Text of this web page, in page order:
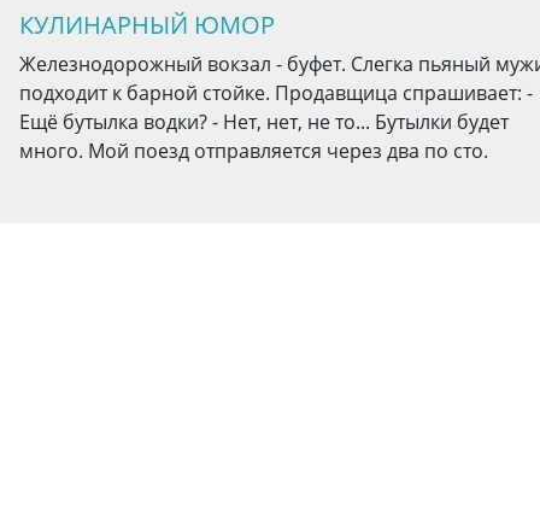
КУЛИНАРНЫЙ ЮМОР
Железнодорожный вокзал - буфет. Слегка пьяный
подходит к барной стойке. Продавщица спрашивает: -
Ещё бутылка водки? - Нет, нет, не то... Бутылки будет
много. Мой поезд отправляется через два по сто.